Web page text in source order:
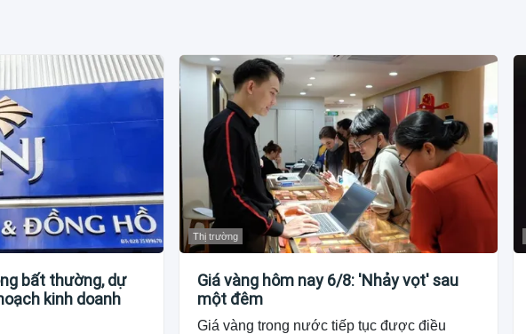
bất thường, dự
kinh doanh
Thị trường
Giá vàng hôm nay 6/8: 'Nhảy vọt' sau
một đêm
Giá vàng trong nước tiếp tục được điều